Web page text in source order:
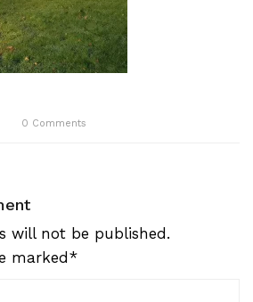
0 Comments
will not be published.
marked*